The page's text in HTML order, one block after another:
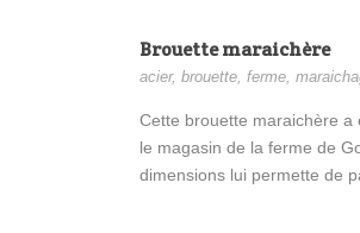
Brouette maraichère
acier, brouette, ferme,
Cette brouette maraichère
le magasin de la ferme de
dimensions lui permette de